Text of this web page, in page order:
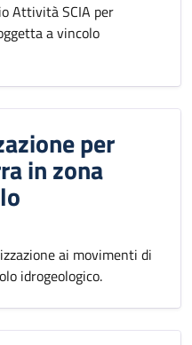
Attività SCIA per
a vincolo
per
in zona
ai movimenti di
idrogeologico.